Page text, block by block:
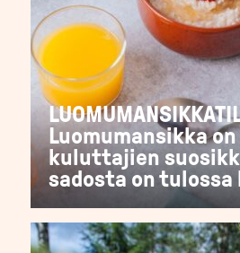
Luomumansikka on
kuluttajien
sadosta on tulossa